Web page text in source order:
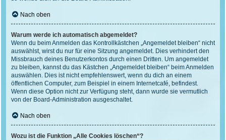
Nach oben
Warum werde ich automatisch abgemeldet?
Wenn du beim Anmelden das Kontrollkästchen „Angemeldet bleiben“ nicht
auswählst, wirst du nur für eine Sitzung angemeldet. Dies verhindert den
Missbrauch deines Benutzerkontos durch einen Dritten. Um angemeldet
zu bleiben, kannst du das Kästchen „Angemeldet bleiben“ beim Anmelden
auswählen. Dies ist nicht empfehlenswert, wenn du dich an einem
öffentlichen Computer, zum Beispiel in einem Internetcafé, befindest.
Wenn diese Option nicht zur Verfügung steht, dann wurde sie vermutlich
von der Board-Administration ausgeschaltet.
Nach oben
Wozu ist die Funktion „Alle Cookies löschen“?